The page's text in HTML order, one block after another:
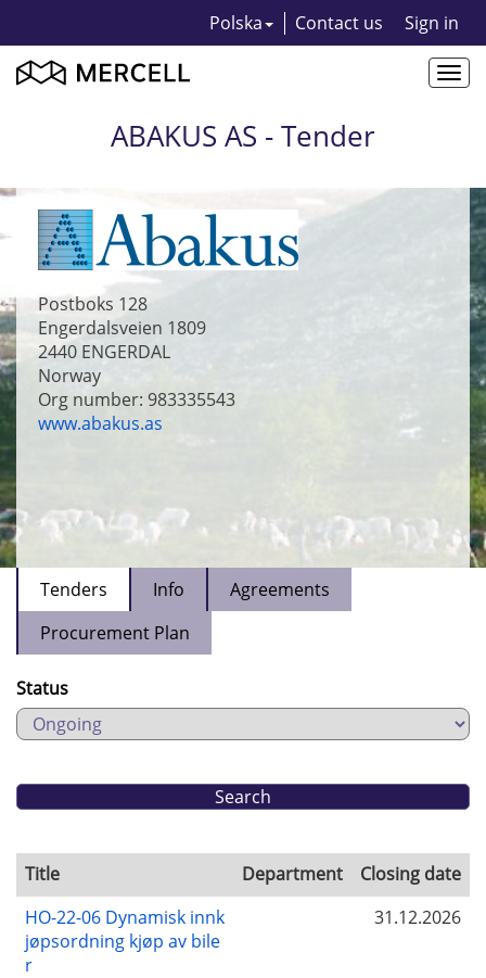
Polska Contact us Sign in
ABAKUS AS - Tender
Postboks 128
Engerdalsveien 1809
2440 ENGERDAL
Norway
Org number: 983335543
www.abakus.as
Tenders Info
Agreements
Procurement Plan
Status
Title Department
Closing date
HO-22-06 Dynamisk innk
jøpsordning kjøp av bile
r
31.12.2026